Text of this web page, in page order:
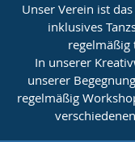
Unser Verein ist
inklusives
regelmäßig
In unserer
unserer
regelmäßig